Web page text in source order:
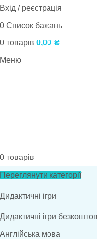
Вхід / реєстрація
0 Список бажань
0 товарів 0,00 ₴
Меню
0 товарів
Переглянути категорії
Дидактичні ігри
Дидактичні ігри
Англійська мова